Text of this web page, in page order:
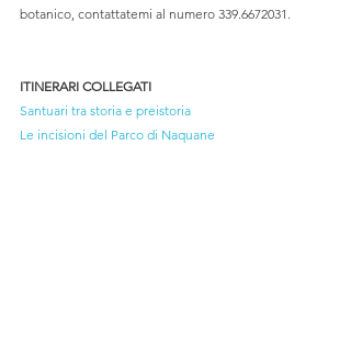
botanico, contattatemi al numero 339.6672031.
ITINERARI COLLEGATI
Santuari tra storia e preistoria
Le incisioni del Parco di Naquane